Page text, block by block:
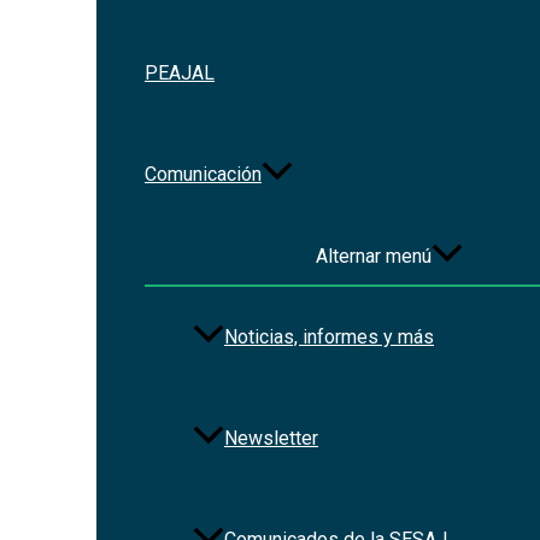
PEAJAL
Comunicación
Alternar menú
Noticias, informes y más
Newsletter
Redes Sociales